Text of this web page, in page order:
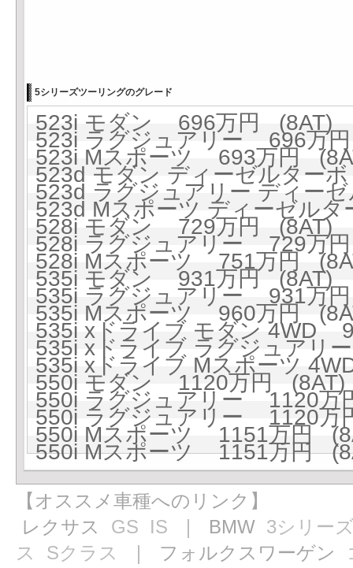
5シリーズツーリングのグレード
523i モダン 696万円 (8AT)
523i ラグジュアリー 696万
523i Mスポーツ 693万円
523d モダン ディーゼルター
523d ラグジュアリー ディー
523d Mスポーツ ディーゼル
528i モダン 729万円 (8AT)
528i ラグジュアリー 729万
528i Mスポーツ 751万円
535i モダン 931万円 (8AT)
535i ラグジュアリー 931万
535i Mスポーツ 960万円
535i xドライブ モダン 4WD
535i xドライブ ラグジュア
535i xドライブ Mスポーツ
550i モダン 1120万円 (8AT)
550i ラグジュアリー 1120万
550i ラグジュアリー 1120万
550i Mスポーツ 1151万円
550i Mスポーツ 1151万円
【オススメ車種へのリンク】
レクサス GS IS ｜ BMW 3シリー
ス
Sクラス ｜ フォルクスワーゲン